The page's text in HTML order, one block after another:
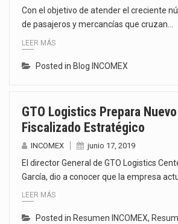
Con el objetivo de atender el creciente
de pasajeros y mercancías que cruzan…
LEER MÁS
Posted in Blog INCOMEX
GTO Logistics Prepara
Fiscalizado Estratégico
INCOMEX junio 17, 2019
El director General de GTO Logistics
García, dio a conocer que la empresa
LEER MÁS
Posted in Resumen INCOMEX,